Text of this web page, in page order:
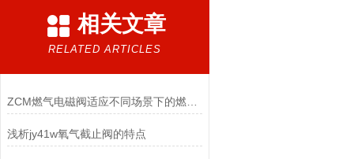
相关文章
RELATED ARTICLES
ZCM燃气电磁阀适应不同场景下的燃气使用需求
浅析jy41w氧气截止阀的特点